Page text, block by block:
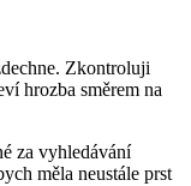
Zkontroluji
hrozba směrem na
za vyhledávání
měla neustále prst